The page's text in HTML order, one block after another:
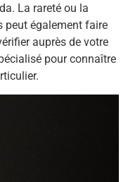
La rareté ou la
peut également faire
auprès de votre
pour connaître